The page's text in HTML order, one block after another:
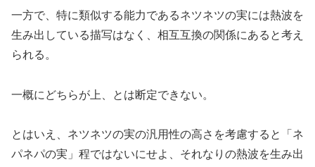
一方で、特に類似する能力であるネツネツの実には熱波を
生み出している描写はなく、相互互換の関係にあると考え
られる。
一概にどちらが上、とは断定できない。
とはいえ、ネツネツの実の汎用性の高さを考慮すると「ネ
パネパの実」程ではないにせよ、それなりの熱波を生み出